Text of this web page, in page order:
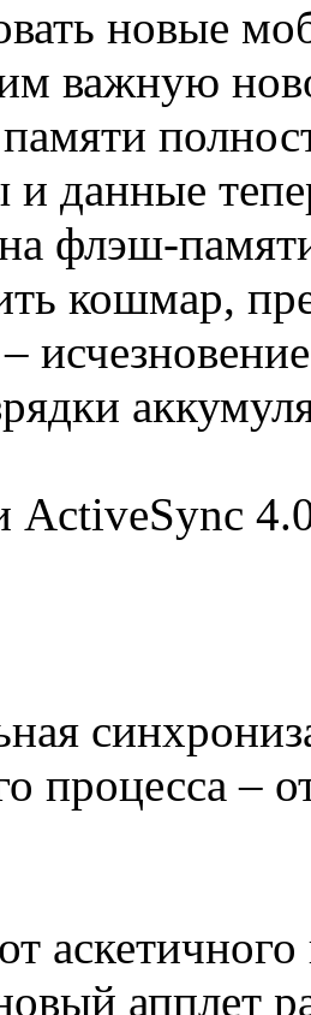
новые
важную
данные
флэш-
кошмар,
ActiveSync
процесса –
апплет